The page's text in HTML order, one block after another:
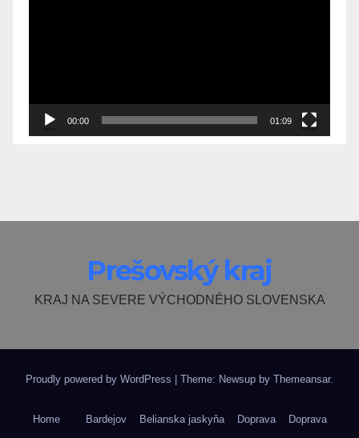
00:00 01:09
Prešovský kraj
KRAJ NA SEVERE VÝCHODNÉHO SLOVENSKA
Proudly powered by WordPress | Theme: Newsup by Themeansar.
Home Bardejov Belianska jaskyňa Doprava Doprava